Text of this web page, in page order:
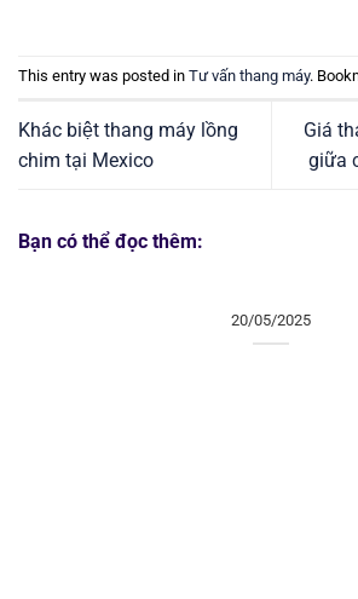
This entry was posted in Tư vấn thang máy.
Khác biệt thang máy lồng
chim tại Mexico
Giá
giữa
Bạn có thể đọc thêm:
20/05/2025